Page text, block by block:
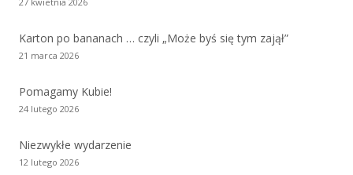
Karton po bananach … czyli „Może byś się tym zajął”
21 marca 2026
Pomagamy Kubie!
24 lutego 2026
Niezwykłe wydarzenie
12 lutego 2026